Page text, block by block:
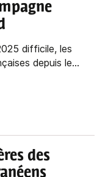
difficile, les
depuis le...
des